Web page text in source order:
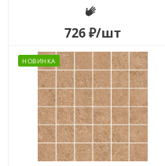
726₽/шт
НОВИНКА